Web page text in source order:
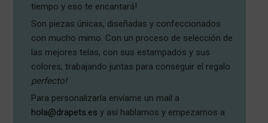
tiempo y eso te encantará!
Son piezas únicas, diseñadas y confeccionados
con mucho mimo. Con un proceso de selección de
las mejores telas, con sus estampados y sus
colores, trabajando juntas para conseguir el regalo
perfecto!
Para personalizarla envíame un mail a
hola@drapets.es y así hablamos y empezamos a